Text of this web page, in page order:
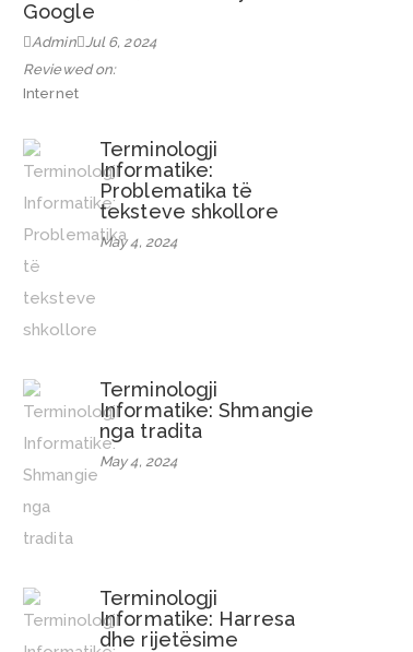
Google
Admin Jul 6, 2024
Reviewed on:
Internet
Terminologji
Informatike:
Problematika të
teksteve shkollore
May 4, 2024
Terminologji
Informatike: Shmangie
nga tradita
May 4, 2024
Terminologji
Informatike: Harresa
dhe rijetësime